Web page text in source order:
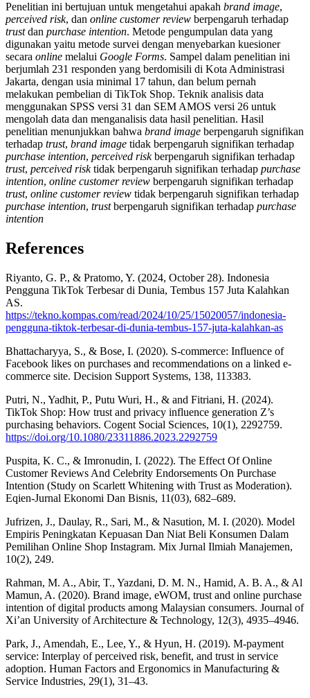
Penelitian ini bertujuan untuk mengetahui apakah brand image,
perceived risk, dan online customer review berpengaruh terhadap
trustdan purchase intention. Metode pengumpulan data yang
digunakan yaitu metode survei dengan menyebarkan kuesioner
secara online melalui Google Forms. Sampel dalam penelitian ini
berjumlah 231 responden yang berdomisili di Kota Administrasi
Jakarta, dengan usia minimal 17 tahun, dan belum pernah
melakukan pembelian di TikTok Shop. Teknik analisis data
menggunakan SPSS versi 31 dan SEM AMOS versi 26 untuk
mengolah data dan menganalisis data hasil penelitian. Hasil
penelitian menunjukkan bahwa brand image berpengaruh signifikan
terhadap trust, brand image tidak berpengaruh signifikan terhadap
purchase intention, perceived riskberpengaruh signifikan terhadap
trust, perceived risktidak berpengaruh signifikan terhadap purchase
intention, online customer review berpengaruh signifikan terhadap
trust, online customer review tidak berpengaruh signifikan terhadap
purchase intention, trustberpengaruh signifikan terhadap purchase
intention
References
Riyanto, G. P., & Pratomo, Y. (2024, October 28). Indonesia
Pengguna TikTok Terbesar di Dunia, Tembus 157 Juta Kalahkan
AS.
https://tekno.kompas.com/read/2024/10/25/15020057/indonesia-
pengguna-tiktok-terbesar-di-dunia-tembus-157-juta-kalahkan-as
Bhattacharyya, S., & Bose, I. (2020). S-commerce: Influence of
Facebook likes on purchases and recommendations on a linked e-
commerce site. Decision Support Systems, 138, 113383.
Putri, N., Yadhit, P., Putu Wuri, H., & and Fitriani, H. (2024).
TikTok Shop: How trust and privacy influence generation Z’s
purchasing behaviors. Cogent Social Sciences, 10(1), 2292759.
https://doi.org/10.1080/23311886.2023.2292759
Puspita, K. C., & Imronudin, I. (2022). The Effect Of Online
Customer Reviews And Celebrity Endorsements On Purchase
Intention (Study on Scarlett Whitening with Trust as Moderation).
Eqien-Jurnal Ekonomi Dan Bisnis, 11(03), 682–689.
Jufrizen, J., Daulay, R., Sari, M., & Nasution, M. I. (2020). Model
Empiris Peningkatan Kepuasan Dan Niat Beli Konsumen Dalam
Pemilihan Online Shop Instagram. Mix Jurnal Ilmiah Manajemen,
10(2), 249.
Rahman, M. A., Abir, T., Yazdani, D. M. N., Hamid, A. B. A., & Al
Mamun, A. (2020). Brand image, eWOM, trust and online purchase
intention of digital products among Malaysian consumers. Journal of
Xi’an University of Architecture & Technology, 12(3), 4935–4946.
Park, J., Amendah, E., Lee, Y., & Hyun, H. (2019). M‐payment
service: Interplay of perceived risk, benefit, and trust in service
adoption. Human Factors and Ergonomics in Manufacturing &
Service Industries, 29(1), 31–43.